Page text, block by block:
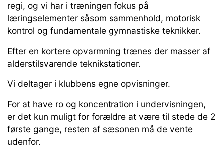
regi, og vi har i træningen fokus på
læringselementer såsom sammenhold, motorisk
kontrol og fundamentale gymnastiske teknikker.
Efter en kortere opvarmning trænes der masser af
alderstilsvarende teknikstationer.
Vi deltager i klubbens egne opvisninger.
For at have ro og koncentration i undervisningen,
er det kun muligt for forældre at være til stede de 2
første gange, resten af sæsonen må de vente
udenfor.